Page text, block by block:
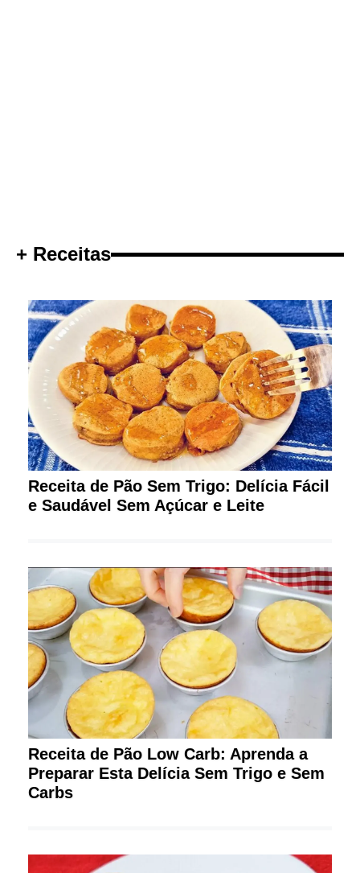
+ Receitas
Receita de Pão Sem Trigo: Delícia Fácil
e Saudável Sem Açúcar e Leite
Receita de Pão Low Carb: Aprenda a
Preparar Esta Delícia Sem Trigo e Sem
Carbs